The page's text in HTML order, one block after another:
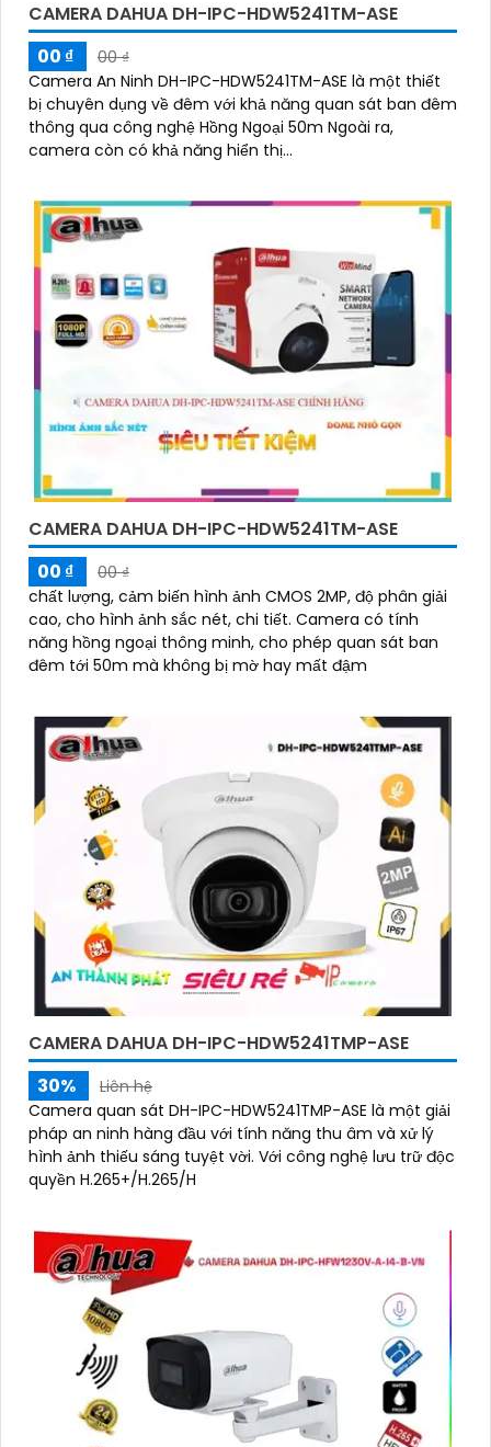
CAMERA DAHUA DH-IPC-HDW5241TM-ASE
00 ₫
00 ₫
Camera An Ninh DH-IPC-HDW5241TM-ASE là một thiết
bị chuyên dụng về đêm với khả năng quan sát ban đêm
thông qua công nghệ Hồng Ngoại 50m Ngoài ra,
camera còn có khả năng hiển thị...
CAMERA DAHUA DH-IPC-HDW5241TM-ASE
00 ₫
00 ₫
chất lượng, cảm biến hình ảnh CMOS 2MP, độ phân giải
cao, cho hình ảnh sắc nét, chi tiết. Camera có tính
năng hồng ngoại thông minh, cho phép quan sát ban
đêm tới 50m mà không bị mờ hay mất đậm
CAMERA DAHUA DH-IPC-HDW5241TMP-ASE
30%
Liên hệ
Camera quan sát DH-IPC-HDW5241TMP-ASE là một giải
pháp an ninh hàng đầu với tính năng thu âm và xử lý
hình ảnh thiếu sáng tuyệt vời. Với công nghệ lưu trữ độc
quyền H.265+/H.265/H